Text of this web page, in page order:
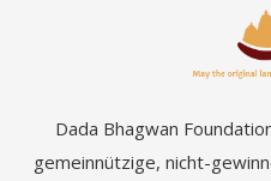
Dada Bhagwan
gemeinnützige, nicht-